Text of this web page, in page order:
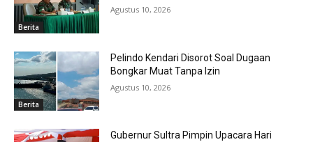
Berita
Agustus 10, 2026
Berita
Pelindo Kendari Disorot Soal Dugaan
Bongkar Muat Tanpa Izin
Agustus 10, 2026
Gubernur Sultra Pimpin Upacara Hari